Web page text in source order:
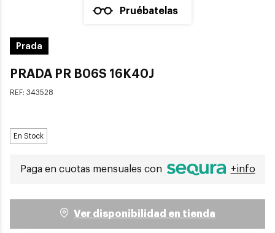
Pruébatelas
Prada
PRADA PR B06S 16K40J
REF: 343528
En Stock
Paga en cuotas mensuales con +info
Ver disponibilidad en tienda